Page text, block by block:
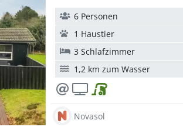
6 Personen
1 Haustier
3 Schlafzimmer
1,2 km zum Wasser
Novasol